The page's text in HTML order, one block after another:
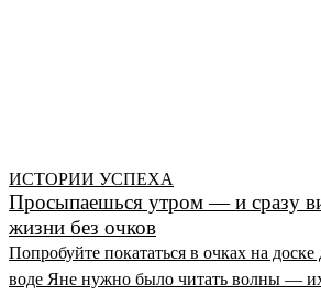
ИСТОРИИ УСПЕХА
Просыпаешься утром — и сразу
жизни без очков
Попробуйте покататься в очках на
воде Яне нужно было читать волны —